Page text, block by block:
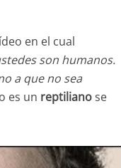
en el cual
son humanos.
a que no sea
es un reptilianose